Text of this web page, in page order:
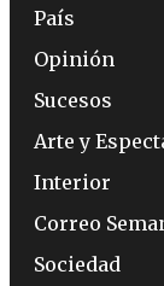
País
Opinión
Sucesos
Arte y
Interior
Correo
Sociedad